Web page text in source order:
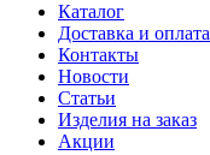
Каталог
Доставка и оплата
Контакты
Новости
Статьи
Изделия на заказ
Акции